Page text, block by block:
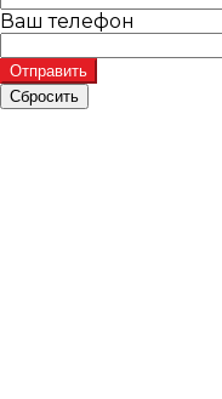
Ваш телефон
Отправить